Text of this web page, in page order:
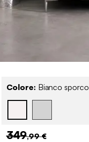
Colore: Bianco sporco
349,99 €